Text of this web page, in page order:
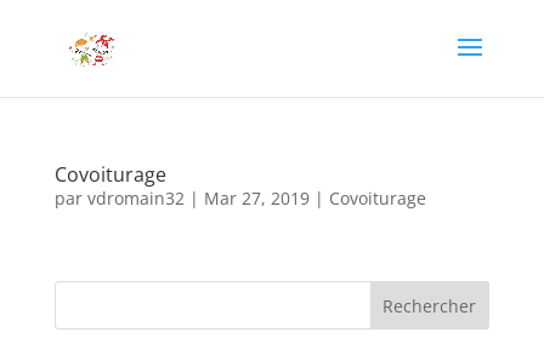
Covoiturage
par vdromain32| Mar 27, 2019| Covoiturage